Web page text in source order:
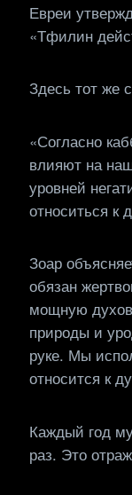
Евреи
«Тфилин
Здесь тот же
«Согласно
влияют на
уровней
относиться к
Зоар
обязан
мощную
природы и
руке. Мы
относится к
Каждый год
раз. Это